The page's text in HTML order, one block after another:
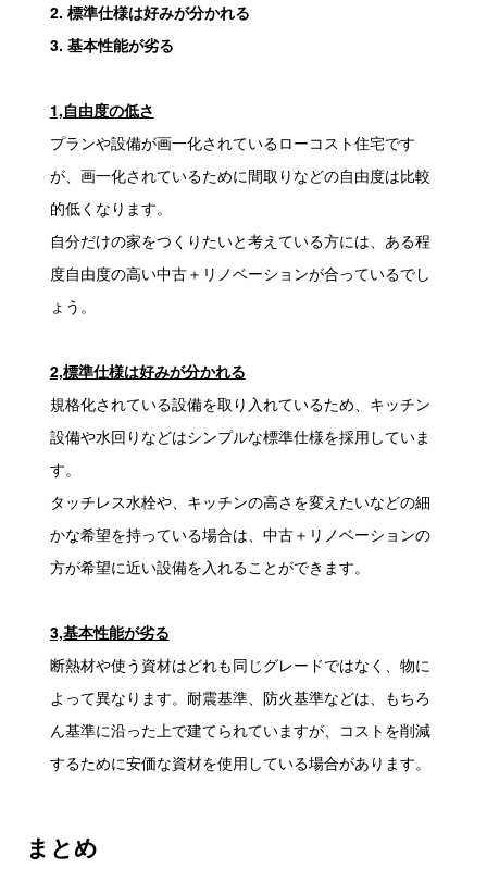
2. 標準仕様は好みが分かれる
3. 基本性能が劣る
1,自由度の低さ
プランや設備が画一化されているローコスト住宅です
が、画一化されているために間取りなどの自由度は比較
的低くなります。
自分だけの家をつくりたいと考えている方には、ある程
度自由度の高い中古＋リノベーションが合っているでし
ょう。
2,標準仕様は好みが分かれる
規格化されている設備を取り入れているため、キッチン
設備や水回りなどはシンプルな標準仕様を採用していま
す。
タッチレス水栓や、キッチンの高さを変えたいなどの細
かな希望を持っている場合は、中古＋リノベーションの
方が希望に近い設備を入れることができます。
3,基本性能が劣る
断熱材や使う資材はどれも同じグレードではなく、物に
よって異なります。耐震基準、防火基準などは、もちろ
ん基準に沿った上で建てられていますが、コストを削減
するために安価な資材を使用している場合があります。
まとめ